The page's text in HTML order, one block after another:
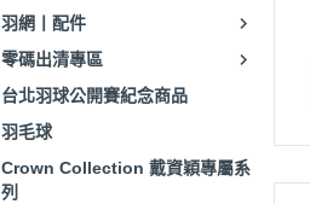
羽網丨配件
零碼出清專區
台北羽球公開賽紀念商品
羽毛球
Crown Collection 戴資穎專屬系
列